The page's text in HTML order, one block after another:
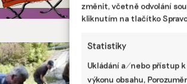
změnit, včetně odvolání
kliknutím na tlačítko
Statistiky
Ukládání a/nebo přístup
výkonu obsahu,
havárií a
v Česku